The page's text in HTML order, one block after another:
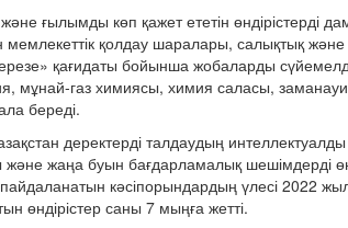
ғылымды көп қажет ететін өндірістерді
қолдау шаралары, салықтық және
қағидаты бойынша жобаларды
мұнай-газ химиясы, химия саласы,
береді.
деректерді талдаудың
жаңа буын бағдарламалық шешімдерді
кәсіпорындардың үлесі 2022
өндірістер саны 7 мыңға жетті.